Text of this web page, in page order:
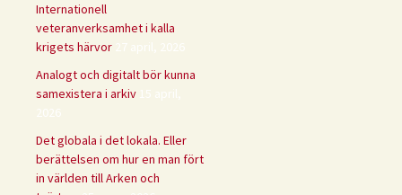
Internationell
veteranverksamhet i kalla
krigets härvor
27 april, 2026
Analogt och digitalt bör kunna
samexistera i arkiv 15 april,
2026
Det globala i det lokala. Eller
berättelsen om hur en man fört
in världen till Arken och